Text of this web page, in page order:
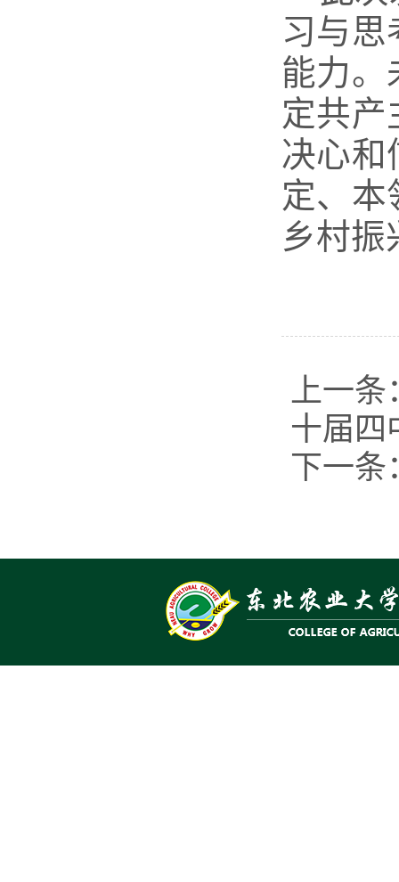
习与思
能力。
定共产
决心和
定、本
乡村振
上一条
十届四
下一条